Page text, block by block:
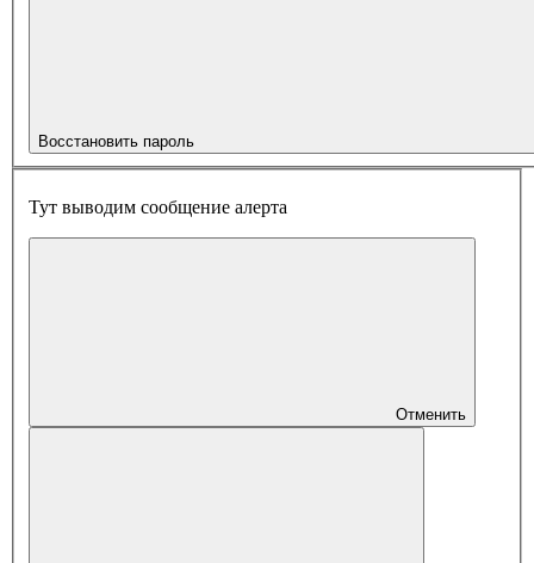
Восстановить пароль
Тут выводим сообщение алерта
Отменить